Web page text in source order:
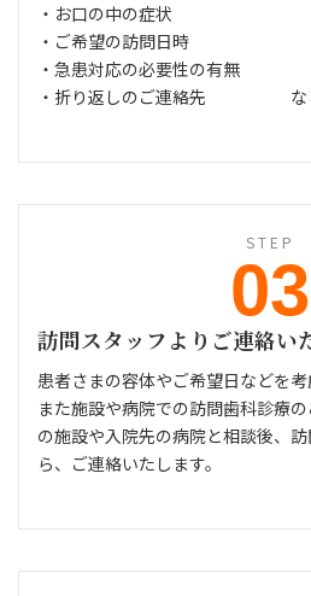
・お口の中の症状
・ご希望の訪問日時
・急患対応の必要性の有無
・折り返しのご連絡先 な
STEP
03
訪問スタッフよりご連絡い
患者さまの容体やご希望日などを考
また施設や病院での訪問歯科診療
の施設や入院先の病院と相談後、
ら、ご連絡いたします。